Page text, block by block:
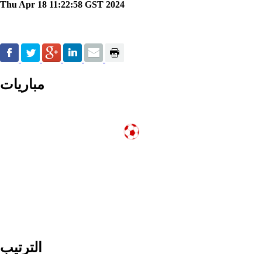
Thu Apr 18 11:22:58 GST 2024
مباريات
الترتيب